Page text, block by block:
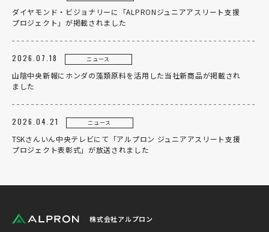
ダイヤモンド・ビジョナリーに「ALPRONジュニアアスリート支援
プロジェクト」が掲載されました
2026.07.18 ニュース
山陰中央新報にホンダの藻類原料を活用した当社新商品が掲載され
ました
2026.04.21 ニュース
TSKさんいん中央テレビにて「アルプロン ジュニアアスリート支援
プロジェクト表彰式」が放送されました
株式会社アルプロン